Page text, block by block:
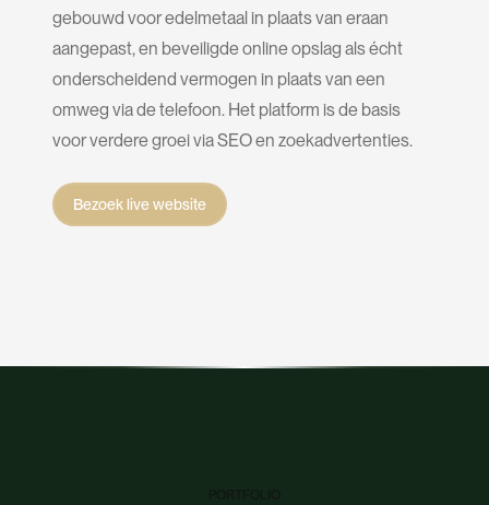
gebouwd voor edelmetaal in plaats van eraan
aangepast, en beveiligde online opslag als écht
onderscheidend vermogen in plaats van een
omweg via de telefoon. Het platform is de basis
voor verdere groei via SEO en zoekadvertenties.
Bezoek live website